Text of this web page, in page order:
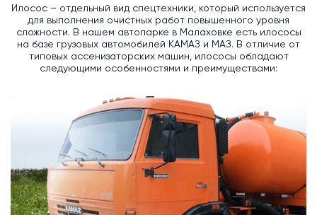
Илосос – отдельный вид спецтехники, который используется
для выполнения очистных работ повышенного уровня
сложности. В нашем автопарке в Малаховке есть илососы
на базе грузовых автомобилей КАМАЗ и МАЗ. В отличие от
типовых ассенизаторских машин, илососы обладают
следующими особенностями и преимуществами: